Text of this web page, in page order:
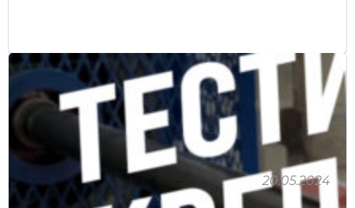
20.05.2024